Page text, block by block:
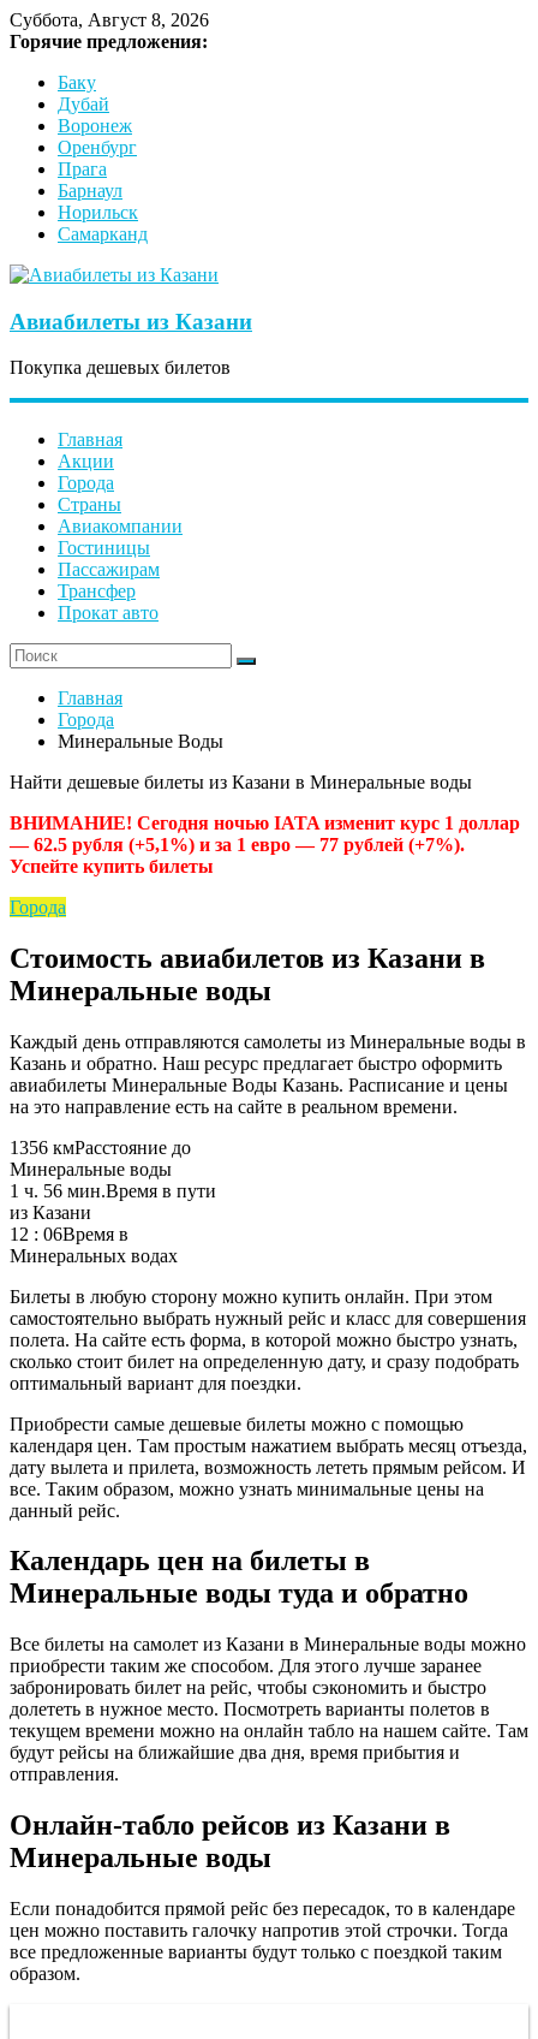
Суббота, Август 8, 2026
Горячие предложения:
Баку
Дубай
Воронеж
Оренбург
Прага
Барнаул
Норильск
Самарканд
Авиабилеты из Казани
Покупка дешевых билетов
Главная
Акции
Города
Страны
Авиакомпании
Гостиницы
Пассажирам
Трансфер
Прокат авто
Главная
Города
Минеральные Воды
Найти дешевые билеты из Казани в Минеральные воды
ВНИМАНИЕ! Сегодня ночью IATA изменит курс 1 доллар
— 62.5 рубля (+5,1%) и за 1 евро — 77 рублей (+7%).
Успейте купить билеты
Города
Стоимость авиабилетов из Казани в
Минеральные воды
Каждый день отправляются самолеты из Минеральные воды в
Казань и обратно. Наш ресурс предлагает быстро оформить
авиабилеты Минеральные Воды Казань. Расписание и цены
на это направление есть на сайте в реальном времени.
1356 кмРасстояние до
Минеральные воды
1 ч. 56 мин.Время в пути
из Казани
12 : 06Время в
Минеральных водах
Билеты в любую сторону можно купить онлайн. При этом
самостоятельно выбрать нужный рейс и класс для совершения
полета. На сайте есть форма, в которой можно быстро узнать,
сколько стоит билет на определенную дату, и сразу подобрать
оптимальный вариант для поездки.
Приобрести самые дешевые билеты можно с помощью
календаря цен. Там простым нажатием выбрать месяц отъезда,
дату вылета и прилета, возможность лететь прямым рейсом. И
все. Таким образом, можно узнать минимальные цены на
данный рейс.
Календарь цен на билеты в
Минеральные воды туда и обратно
Все билеты на самолет из Казани в Минеральные воды можно
приобрести таким же способом. Для этого лучше заранее
забронировать билет на рейс, чтобы сэкономить и быстро
долететь в нужное место. Посмотреть варианты полетов в
текущем времени можно на онлайн табло на нашем сайте. Там
будут рейсы на ближайшие два дня, время прибытия и
отправления.
Онлайн-табло рейсов из Казани в
Минеральные воды
Если понадобится прямой рейс без пересадок, то в календаре
цен можно поставить галочку напротив этой строчки. Тогда
все предложенные варианты будут только с поездкой таким
образом.